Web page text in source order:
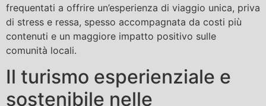
frequentati a offrire un’esperienza di viaggio unica, priva
di stress e ressa, spesso accompagnata da costi più
contenuti e un maggiore impatto positivo sulle
comunità locali.
Il turismo esperienziale e
sostenibile nelle